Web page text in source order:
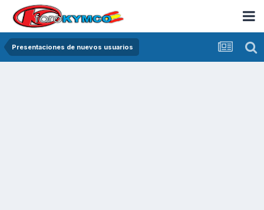
Presentaciones de nuevos usuarios